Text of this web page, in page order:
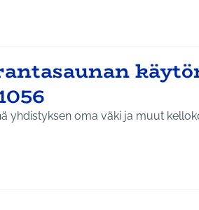
yhdistyksen oma väki ja muut
Kellokoski